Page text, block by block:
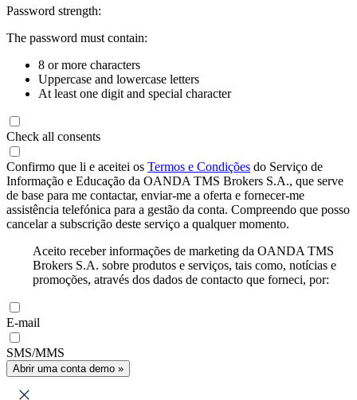
Password strength:
The password must contain:
8 or more characters
Uppercase and lowercase letters
At least one digit and special character
Check all consents
Confirmo que li e aceitei os Termos e Condições do Serviço de
Informação e Educação da OANDA TMS Brokers S.A., que serve
de base para me contactar, enviar-me a oferta e fornecer-me
assistência telefónica para a gestão da conta. Compreendo que posso
cancelar a subscrição deste serviço a qualquer momento.
Aceito receber informações de marketing da OANDA TMS
Brokers S.A. sobre produtos e serviços, tais como, notícias e
promoções, através dos dados de contacto que forneci, por:
E-mail
SMS/MMS
Abrir uma conta demo »